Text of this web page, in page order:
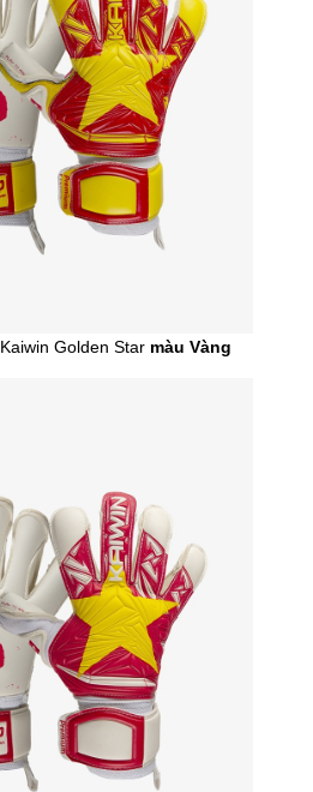
Golden Star màu Vàng